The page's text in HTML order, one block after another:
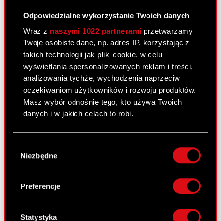
Odpowiedzialne wykorzystanie Twoich danych
Wraz z naszymi 1022 partnerami przetwarzamy
Twoje osobiste dane, np. adres IP, korzystając z
takich technologii jak pliki cookie, w celu
wyświetlania spersonalizowanych reklam i treści,
analizowania tychże, wychodzenia naprzeciw
oczekiwaniom użytkowników i rozwoju produktów.
Masz wybór odnośnie tego, kto używa Twoich
danych i w jakich celach to robi.
lokalizacji geograficznej z dokładnością nawet
Identyfikować Twoje urządzenie, aktywnie
analizując charakteryzującego je zbiory
palca)
zgody
Niezbędne
Preferencje
Statystyka
Raport bieżący nr 45/2022
24 października 2022
Temat: Realizacja i zakończenie skupu akcji
własnych Podstawa prawna: Art. 2 ust. 2 i 3
2016/1052 z dnia 8 marca 2016 roku
Europejskiego i Rady (UE) nr 596/2014…
Czytaj
Załącznik 1 - Zestawienie transakcji na